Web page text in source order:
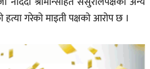
गरेको माइती पक्षको आरोप छ ।